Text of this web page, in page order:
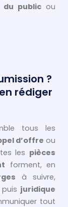
du publicou
?
rédiger
tous les
d’offre ou
les pièces
forment, en
à suivre,
puis juridique
tout